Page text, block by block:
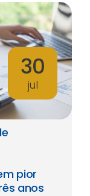
30
jul
pior
anos